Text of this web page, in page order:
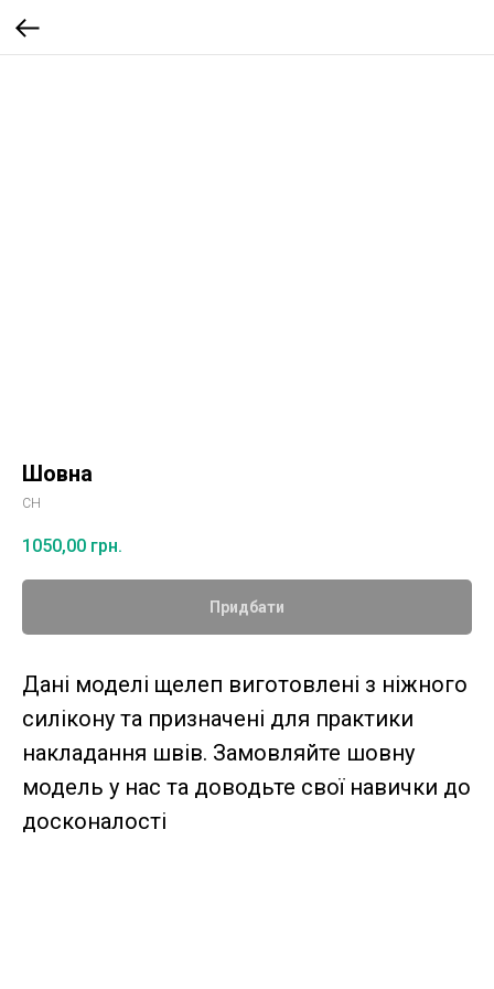
Шовна
CH
1050,00 грн.
Придбати
Дані моделі щелеп виготовлені з ніжного
силікону та призначені для практики
накладання швів. Замовляйте шовну
модель у нас та доводьте свої навички до
досконалості